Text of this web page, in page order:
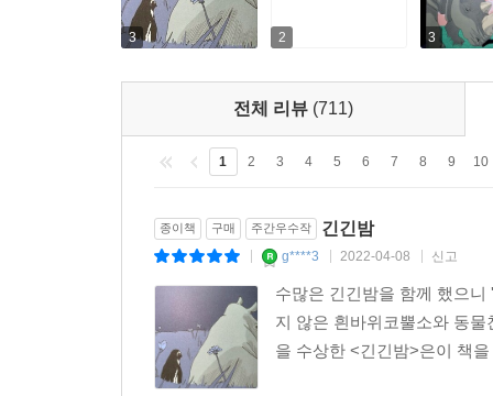
■ 미세한 잔떨림이 커다란 파동으로.
■ 2020년 『긴긴밤』으로 문학동네어린이문학
불어넣으며, 몰입을 끌어올린다. 에필로그로 이
누군가의 시간이 멈춘다 해도 그가 아주 없어
우리의 긴긴밤이 외롭지 않기를. 남겨진 것이라
그 일부가 될 수 있기를._작가의 말
■ 이 책을 읽은 어린이들의 독후감
3 2 3
전체 리뷰 (711)
1 2 3 4 5 6 7 8 9 10
종이책 구매 주간우수작 긴긴밤
g****3 2022-04-08 신고
수많은 긴긴밤을 함께 했으
지 않은 흰바위코뿔소와 동
을 수상한 <긴긴밤>은이 책